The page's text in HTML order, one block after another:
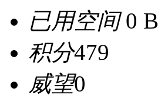
已用空间0 B
积分479
威望0